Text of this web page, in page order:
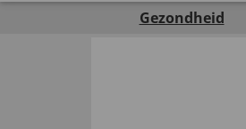
Gezondheid